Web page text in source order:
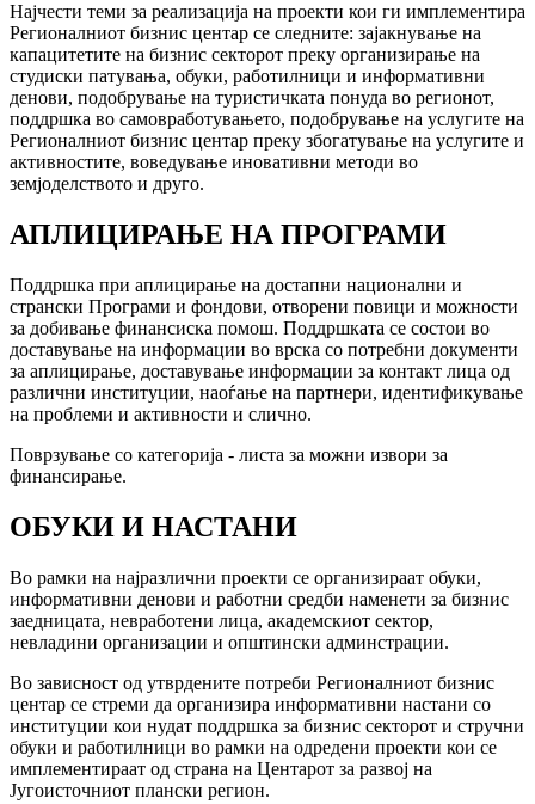
Најчести теми за реализација на проекти кои ги имплементира
Регионалниот бизнис центар се следните: зајакнување на
капацитетите на бизнис секторот преку организирање на
студиски патувања, обуки, работилници и информативни
денови, подобрување на туристичката понуда во регионот,
поддршка во самовработувањето, подобрување на услугите на
Регионалниот бизнис центар преку збогатување на услугите и
активностите, воведување иновативни методи во
земјоделството и друго.
АПЛИЦИРАЊЕ НА ПРОГРАМИ
Поддршка при аплицирање на достапни национални и
странски Програми и фондови, отворени повици и можности
за добивање финансиска помош. Поддршката се состои во
доставување на информации во врска со потребни документи
за аплицирање, доставување информации за контакт лица од
различни институции, наоѓање на партнери, идентификување
на проблеми и активности и слично.
Поврзување со категорија - листа за можни извори за
финансирање.
ОБУКИ И НАСТАНИ
Во рамки на најразлични проекти се организираат обуки,
информативни денови и работни средби наменети за бизнис
заедницата, невработени лица, академскиот сектор,
невладини организации и општински админстрации.
Во зависност од утврдените потреби Регионалниот бизнис
центар се стреми да организира информативни настани со
институции кои нудат поддршка за бизнис секторот и стручни
обуки и работилници во рамки на одредени проекти кои се
имплементираат од страна на Центарот за развој на
Југоисточниот плански регион.